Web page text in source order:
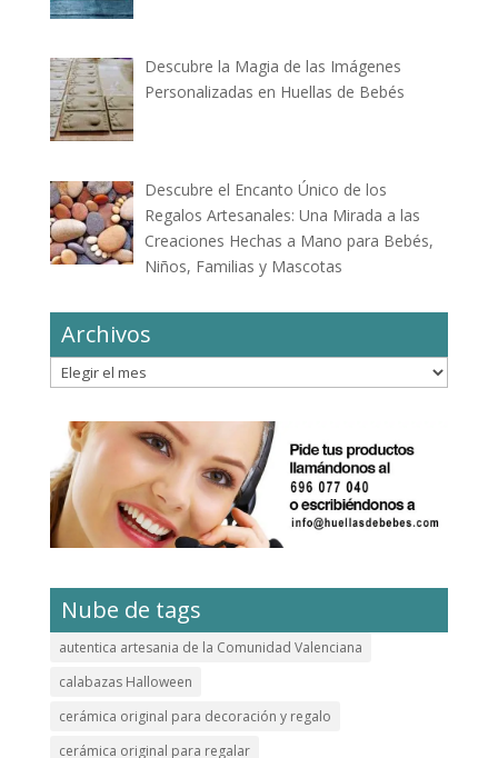
Descubre la Magia de las Imágenes
Personalizadas en Huellas de Bebés
Descubre el Encanto Único de los
Regalos Artesanales: Una Mirada a las
Creaciones Hechas a Mano para Bebés,
Niños, Familias y Mascotas
Archivos
Archivos
Nube de tags
autentica artesania de la Comunidad Valenciana
calabazas Halloween
cerámica original para decoración y regalo
cerámica original para regalar